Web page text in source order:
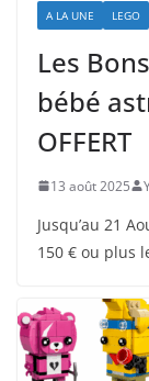
A LA UNE LEGO
Les
bébé
OFFERT
13 août 2025
Jusqu’au 21
150 € ou plus